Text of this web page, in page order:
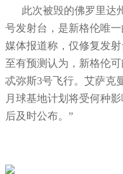
此次被毁的佛罗里达
号发射台，是新格伦唯
媒体报道称，仅修复发
至有预测认为，新格伦
忒弥斯3号飞行。艾萨克
月球基地计划将受何种
后及时公布。”